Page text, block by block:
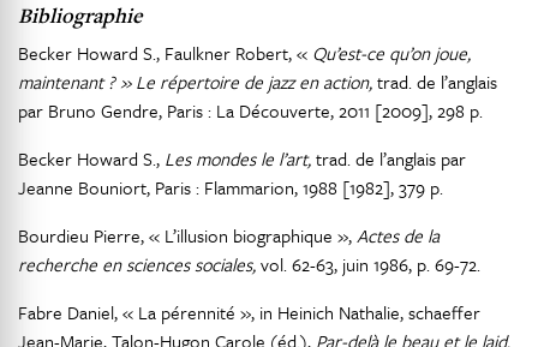
Bibliographie
Becker Howard S., Faulkner Robert, « Qu’est-ce qu’on joue,
maintenant ? » Le répertoire de jazz en action,trad. de l’anglais
par Bruno Gendre, Paris : La Découverte, 2011 [2009], 298 p.
Becker Howard S., Les mondes le l’art,trad. de l’anglais par
Jeanne Bouniort, Paris : Flammarion, 1988 [1982], 379 p.
Bourdieu Pierre, « L’illusion biographique »,Actes de la
recherche en sciences sociales,vol. 62-63, juin 1986, p. 69-72.
Fabre Daniel, « La pérennité », in Heinich Nathalie, schaeffer
Jean-Marie, Talon-Hugon Carole (éd.), Par-delà le beau et le laid.